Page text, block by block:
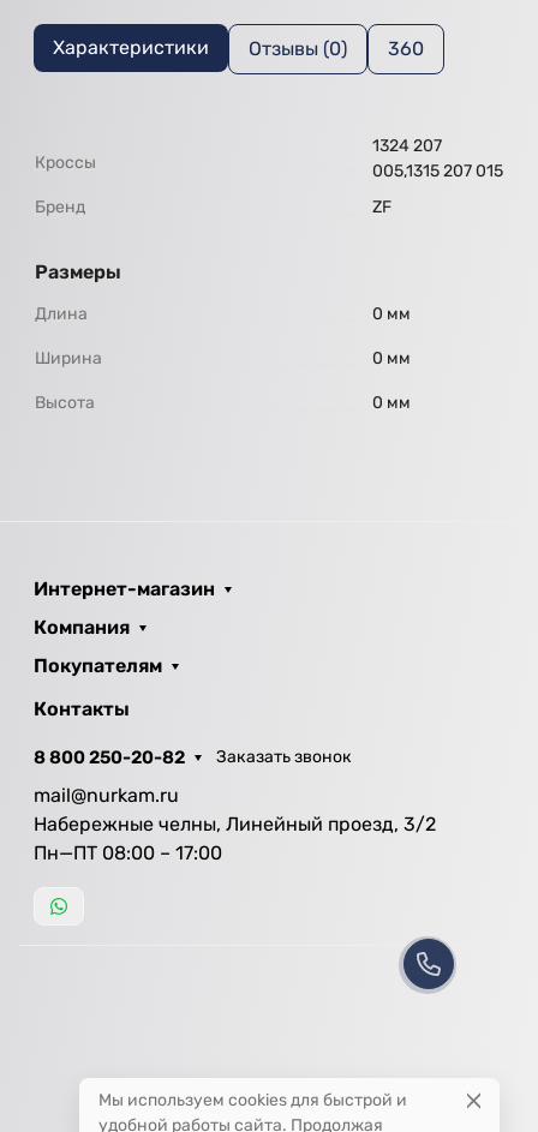
Характеристики Отзывы (0) 360
Кроссы
1324 207
005,1315 207 015
Бренд
ZF
Размеры
Длина 0 мм
Ширина 0 мм
Высота 0 мм
Интернет-магазин
Компания
Покупателям
Контакты
8 800 250-20-82 Заказать звонок
mail@nurkam.ru
Набережные челны, Линейный проезд, 3/2
Пн—ПТ 08:00 – 17:00
Мы используем cookies для быстрой и
удобной работы сайта. Продолжая